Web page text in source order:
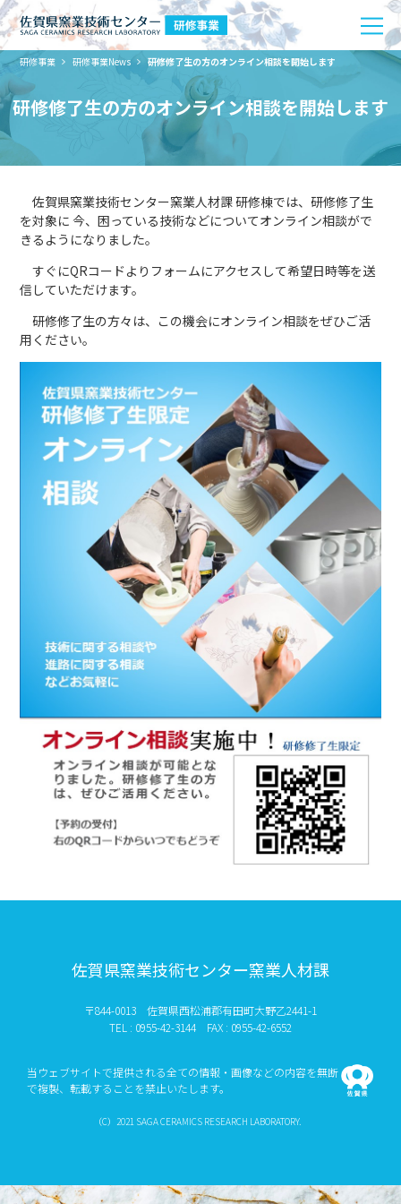
研修事業 研修事業News 研修修了生の方のオンライン相談を開始します
研修修了生の方のオンライン相談を開始します
佐賀県窯業技術センター窯業人材課 研修棟では、研修修了生
を対象に 今、困っている技術などについてオンライン相談がで
きるようになりました。
すぐにQRコードよりフォームにアクセスして希望日時等を送
信していただけます。
研修修了生の方々は、この機会にオンライン相談をぜひご活
用ください。
佐賀県窯業技術センター窯業人材課
〒844-0013 佐賀県西松浦郡有田町大野乙2441-1
TEL : 0955-42-3144 FAX : 0955-42-6552
（C）2021 SAGA CERAMICS RESEARCH LABORATORY.
当ウェブサイトで提供される全ての情報・画像などの内容を無断
で複製、転載することを禁止いたします。